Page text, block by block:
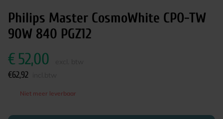
Philips Master CosmoWhite CPO-TW
90W 840 PGZ12
€52,00
€62,92
Niet meer leverbaar